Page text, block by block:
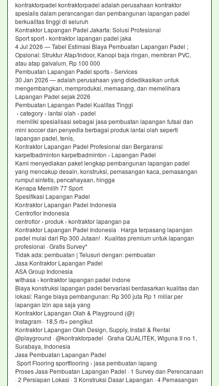
kontraktorpadel kontraktorpadel adalah perusahaan kontraktor
spesialis dalam perancangan dan pembangunan lapangan padel
berkualitas tinggi di seluruh
Kontraktor Lapangan Padel Jakarta: Solusi Profesional
Sport sport › kontraktor lapangan padel jaka
4 Jul 2026 — Tabel Estimasi Biaya Pembuatan Lapangan Padel ;
Opsional: Struktur Atap/Indoor, Kanopi baja ringan, membran PVC,
atau atap galvalum, Rp 100 000
Pembuatan Lapangan Padel sports › Services
30 Jan 2026 — adalah perusahaan yang didedikasikan untuk
mengembangkan, memproduksi, memasang, dan memelihara
Lapangan Padel sejak 2026
Pembuatan Lapangan Padel Kualitas Tinggi
› category › lantai olah › padel
memiliki spesialisasi sebagai jasa pembuatan lapangan futsal dan
mini soccer dan penyedia berbagai produk lantai olah seperti
lapangan padel, tenis,
Kontraktor Lapangan Padel Profesional dan Bergaransi
karpetbadminton karpetbadminton › Lapangan Padel
Kami menyediakan paket lengkap pembangunan lapangan padel
yang mencakup desain, konstruksi, pemasangan kaca, pemasangan
rumput sintetis, pencahayaan, hingga
Kenapa Memilih 77 Sport
Spesifikasi Lapangan Padel
Kontraktor Lapangan Padel Indonesia
Centroflor Indonesia
centroflor › produk › kontraktor lapangan pa
Kontraktor Lapangan Padel Indonesia · Harga terpasang lapangan
padel mulai dari Rp 300 Jutaan! · Kualitas premium untuk lapangan
profesional · Gratis Survey*
Tidak ada: pembuatan ‎| Telusuri dengan: pembuatan
Jasa Kontraktor Lapangan Padel
ASA Group Indonesia
withasa › kontraktor lapangan padel indone
Biaya konstruksi lapangan padel bervariasi berdasarkan kualitas dan
lokasi: Range biaya pembangunan: Rp 300 juta Rp 1 miliar per
lapangan Izin apa saja yang
Kontraktor Lapangan Olah & Playground (@)
Instagram · 18,5 rb+ pengikut
Kontraktor Lapangan Olah Design, Supply, Install & Rental
@playground · @kontraktorpadel · Graha QUALITEK, Wiguna II no 1,
Surabaya, Indonesia
Jasa Pembuatan Lapangan Padel
Sport Flooring sportflooring › jasa pembuatan lapang
Proses Jasa Pembuatan Lapangan Padel · 1 Survey dan Perencanaan
· 2 Persiapan Lokasi · 3 Konstruksi Dasar Lapangan · 4 Pemasangan